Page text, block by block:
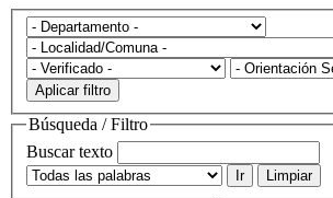
Aplicar filtro
Búsqueda / Filtro
Buscar texto
Ir Limpiar